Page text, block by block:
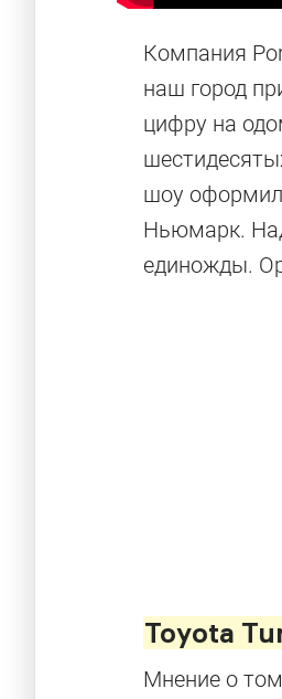
Компания
наш город
цифру на
шоу
Ньюмарк.
единожды.
Toyota
Мнение о